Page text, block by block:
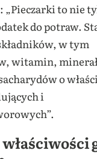
„Pieczarki to nie
do potraw.
w tym
witamin,
o
i